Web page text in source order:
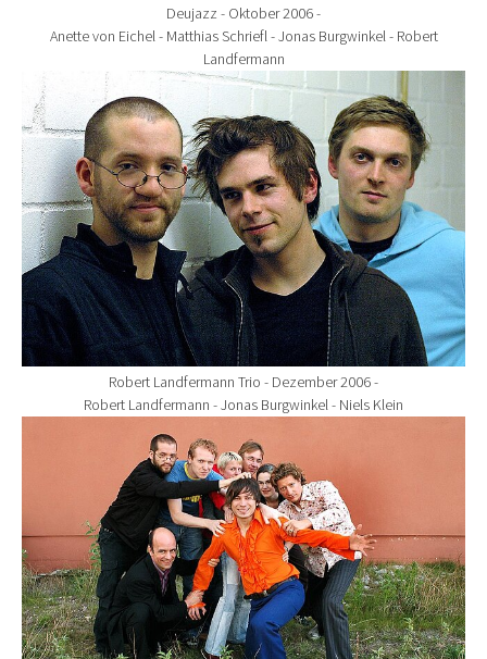
Deujazz - Oktober 2006 -
Anette von Eichel - Matthias Schriefl - Jonas Burgwinkel - Robert
Landfermann
Show larger version for:
Robert Landfermann Trio - Dezember 2006 -
Robert Landfermann - Jonas Burgwinkel - Niels Klein
Show larger version for: